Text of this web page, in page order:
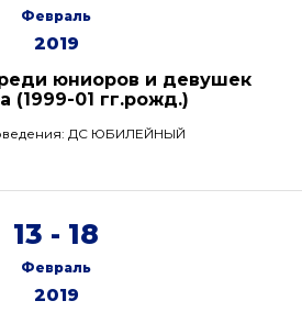
Февраль
2019
юниоров и девушек
(1999-01 гг.рожд.)
ДС ЮБИЛЕЙНЫЙ
13 - 18
Февраль
2019